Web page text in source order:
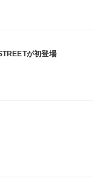
本を代表するDJ・クリ
が初登場